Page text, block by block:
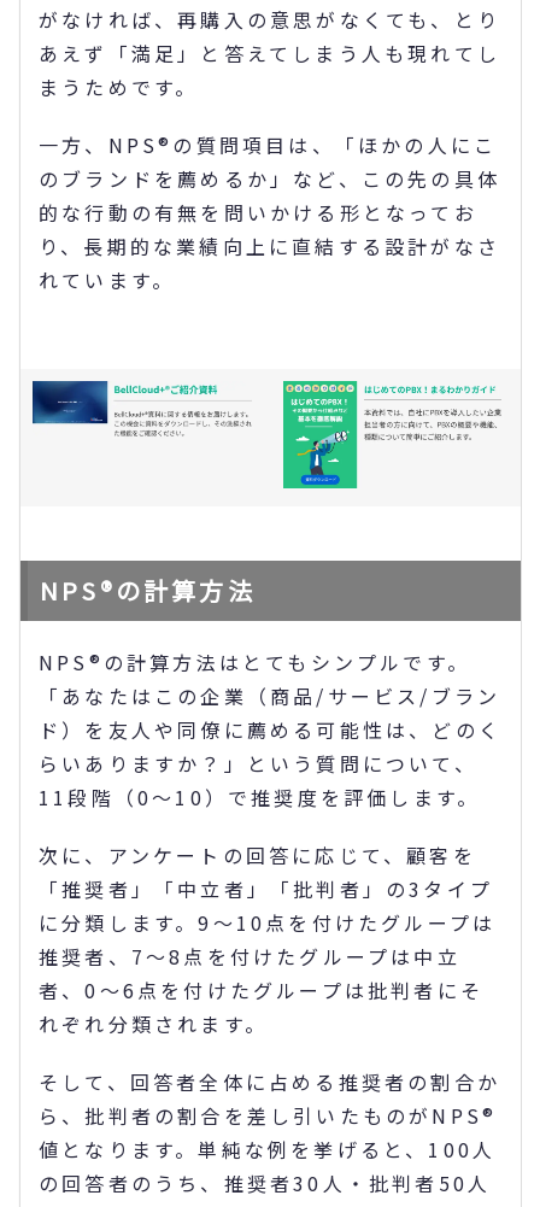
がなければ、再購入の意思がなくても、とり
あえず「満足」と答えてしまう人も現れてし
まうためです。
一方、NPS®の質問項目は、「ほかの人にこ
のブランドを薦めるか」など、この先の具体
的な行動の有無を問いかける形となってお
り、長期的な業績向上に直結する設計がなさ
れています。
NPS®の計算方法
NPS®の計算方法はとてもシンプルです。
「あなたはこの企業（商品/サービス/ブラン
ド）を友人や同僚に薦める可能性は、どのく
らいありますか？」という質問について、
11段階（0～10）で推奨度を評価します。
次に、アンケートの回答に応じて、顧客を
「推奨者」「中立者」「批判者」の3タイプ
に分類します。9～10点を付けたグループは
推奨者、7～8点を付けたグループは中立
者、0～6点を付けたグループは批判者にそ
れぞれ分類されます。
そして、回答者全体に占める推奨者の割合か
ら、批判者の割合を差し引いたものがNPS®
値となります。単純な例を挙げると、100人
の回答者のうち、推奨者30人・批判者50人